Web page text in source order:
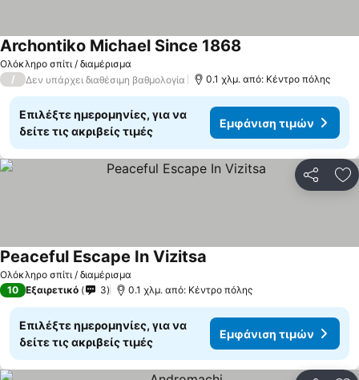
Ολόκληρο σπίτι / διαμέρισμα
Archontiko Michael Since 1868
/ Δεν υπάρχει διαθέσιμη βαθμολογία 0.1 χλμ. από: Κέντρο πόλης
Επιλέξτε ημερομηνίες, για να
δείτε τις ακριβείς τιμές
Εμφάνιση τιμών
Ολόκληρο σπίτι / διαμέρισμα
Peaceful Escape In Vizitsa
10 Εξαιρετικό 3 0.1 χλμ. από: Κέντρο πόλης
Επιλέξτε ημερομηνίες, για να
δείτε τις ακριβείς τιμές
Εμφάνιση τιμών